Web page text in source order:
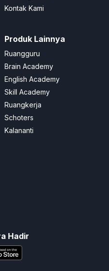
Kontak Kami
Produk Lainnya
Ruangguru
Brain Academy
English Academy
Skill Academy
Ruangkerja
Schoters
Kalananti
Hadir